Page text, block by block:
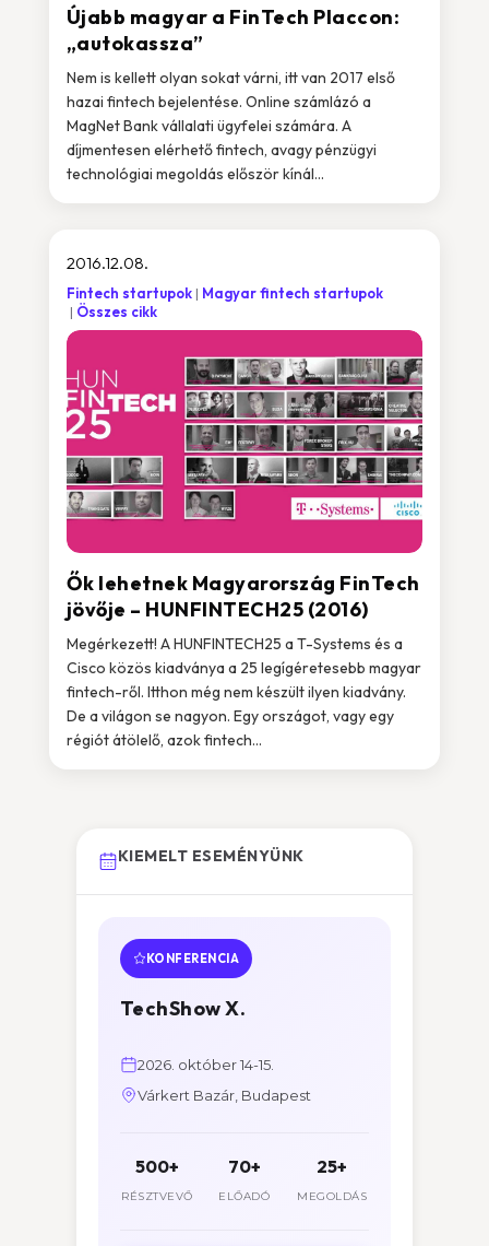
Újabb magyar a FinTech Placcon:
„autokassza”
Nem is kellett olyan sokat várni, itt van 2017 első
hazai fintech bejelentése. Online számlázó a
MagNet Bank vállalati ügyfelei számára. A
díjmentesen elérhető fintech, avagy pénzügyi
technológiai megoldás először kínál...
Ők lehetnek Magyarország FinTech
jövője – HUNFINTECH25 (2016)
2016.12.08.
Fintech startupok
Magyar fintech startupok
Összes cikk
Megérkezett! A HUNFINTECH25 a T-Systems és a
Cisco közös kiadványa a 25 legígéretesebb magyar
fintech-ről. Itthon még nem készült ilyen kiadvány.
De a világon se nagyon. Egy országot, vagy egy
régiót átölelő, azok fintech...
KIEMELT ESEMÉNYÜNK
KONFERENCIA
TechShow X.
2026. október 14-15.
Várkert Bazár, Budapest
500+
RÉSZTVEVŐ
70+
ELŐADÓ
25+
MEGOLDÁS